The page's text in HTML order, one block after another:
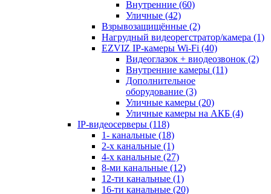
Внутренние (60)
Уличные (42)
Взрывозащищённые (2)
Нагрудный видеорегстратор/камера (1)
EZVIZ IP-камеры Wi-Fi (40)
Видеоглазок + виодеозвонок (2)
Внутренние камеры (11)
Дополнительное
оборудование (3)
Уличные камеры (20)
Уличные камеры на АКБ (4)
IP-видеосерверы (118)
1- канальные (18)
2-х канальные (1)
4-х канальные (27)
8-ми канальные (12)
12-ти канальные (1)
16-ти канальные (20)